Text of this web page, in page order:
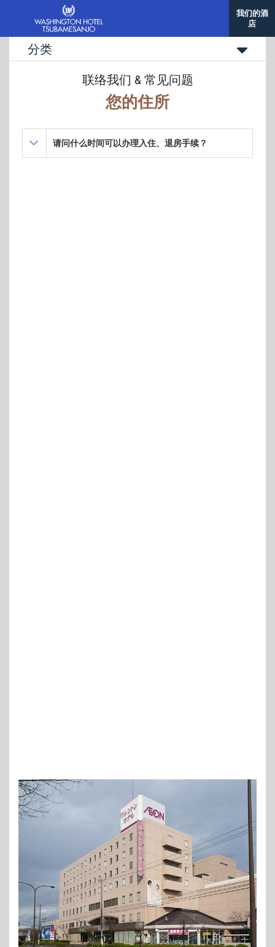
我们的酒
店
分类
联络我们 & 常见问题
您的住所
请问什么时间可以办理入住、退房手续？